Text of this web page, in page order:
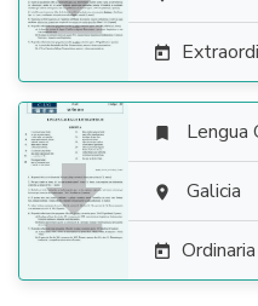


 Lengua
 Galicia
